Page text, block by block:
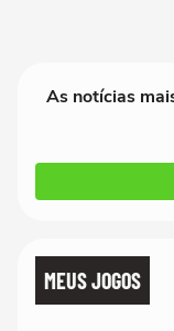
As notícias
MEUS JOGOS